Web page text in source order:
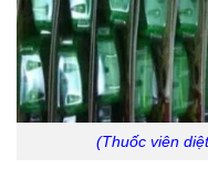
(Thuốc viên